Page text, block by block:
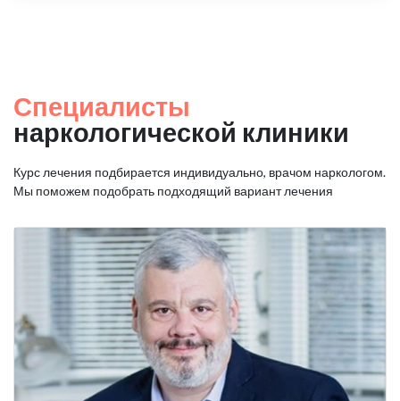
Специалисты
наркологической клиники
Курс лечения подбирается индивидуально, врачом наркологом.
Мы поможем подобрать подходящий вариант лечения